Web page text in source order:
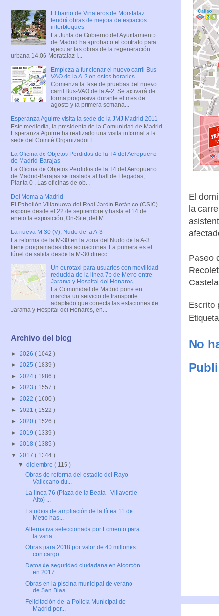
El
la
Paseo
Escrito
No
El barrio de Vinateros de Moratalaz
tendrá obras de mejora de espacios
interbloques
La Junta de Gobierno del Ayuntamiento
de Madrid ha aprobado el contrato para
ejecutar las obras de la regeneración
urbana 14.06-Moratalaz I...
Empieza a funcionar el nuevo carril Bus-
VAO de la A-2 en estos horarios
Comienza la fase de pruebas del nuevo
carril Bus-VAO de la A-2. Se activará de
forma progresiva durante el mes de
agosto y la primera semana...
Esperanza Aguirre visita la sede de la JMJ Madrid 2011
Este mediodía, la presidenta de la Comunidad de Madrid
Esperanza Aguirre ha realizado una visita informal a la
sede del Comité Organizador L...
La Oficina de Objetos Perdidos de la T4 del Aeropuerto
de Madrid-Barajas
La Oficina de Objetos Perdidos de la T4 del Aeropuerto
de Madrid-Barajas se traslada al hall de Llegadas,
Planta 0 . Las oficinas de ob...
Del Moma a Madrid
El Pabellón Villanueva del Real Jardín Botánico (CSIC)
expone desde el 22 de septiembre y hasta el 14 de
enero la exposición, On-Site, del M...
La nueva M-30 (V), Nudo de la A-3
La reforma de la M-30 en la zona del Nudo de la A-3
tiene programadas dos actuaciones: La primera es el
túnel de salida desde la M-30 direcc...
Un eurotaxi para usuarios con movilidad
reducida de la línea 7b de Metro entre
Jarama y Hospital del Henares
La Comunidad de Madrid pone en
marcha un servicio de transporte
adaptado que conecta las estaciones de
Jarama y Hospital del Henares, en...
Archivo del blog
► 2026 ( 1042 )
► 2025 ( 1839 )
► 2024 ( 1986 )
► 2023 ( 1557 )
► 2022 ( 1600 )
► 2021 ( 1522 )
► 2020 ( 1526 )
► 2019 ( 1339 )
► 2018 ( 1385 )
▼ 2017 ( 1344 )
▼diciembre( 115 )
Obras de reforma del estadio del Rayo
Vallecano du...
La línea 76 (Plaza de la Beata - Villaverde
Alto) ...
Estudios de ampliación de la línea 11 de
Metro has...
Alternativa seleccionada por Fomento para
la varia...
Obras para 2018 por valor de 40 millones
con cargo...
Datos de seguridad ciudadana en Alcorcón
en 2017
Obras en la piscina municipal de verano
de San Blas
Felicitación de la Policía Municipal de
Madrid por...